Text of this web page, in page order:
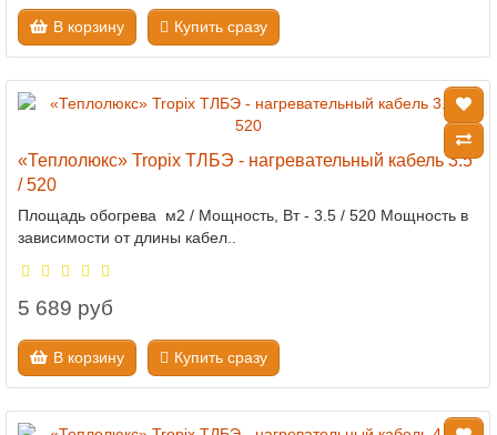
В корзину Купить сразу
«Теплолюкс» Tropix ТЛБЭ - нагревательный кабель 3.5
/ 520
Площадь обогрева м2 / Мощность, Вт - 3.5 / 520 Мощность в
зависимости от длины кабел..
5 689 руб
В корзину Купить сразу